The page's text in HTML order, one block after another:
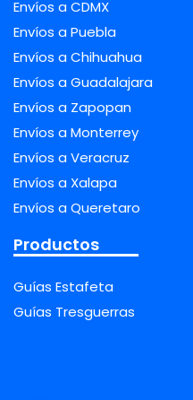
Envíos a CDMX
Envíos a Puebla
Envíos a Chihuahua
Envíos a Guadalajara
Envíos a Zapopan
Envíos a Monterrey
Envíos a Veracruz
Envíos a Xalapa
Envíos a Queretaro
Productos
Guías Estafeta
Guías Tresguerras